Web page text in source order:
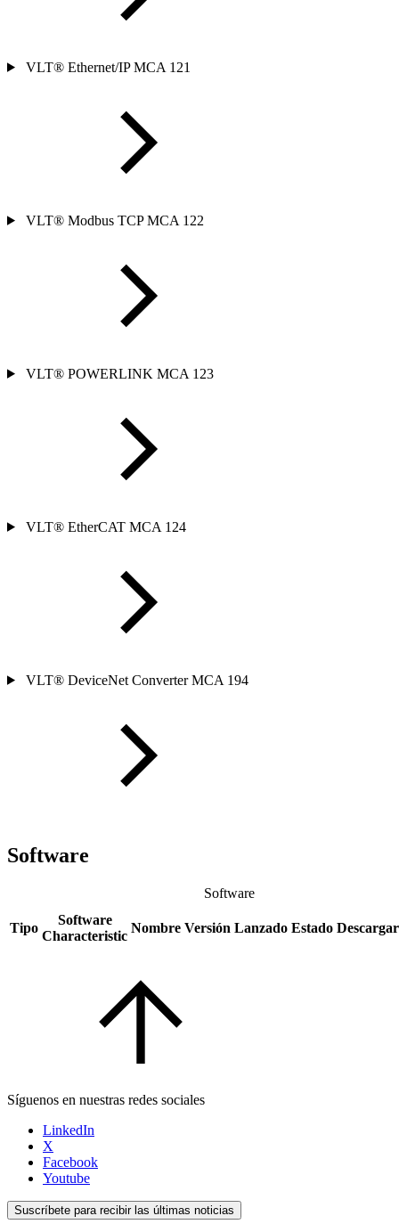
VLT® Ethernet/IP MCA 121
VLT® Modbus TCP MCA 122
VLT® POWERLINK MCA 123
VLT® EtherCAT MCA 124
VLT® DeviceNet Converter MCA 194
Software
Software
Tipo
Software
Characteristic
Nombre Versión Lanzado Estado Descargar
Síguenos en nuestras redes sociales
LinkedIn
X
Facebook
Youtube
Suscríbete para recibir las últimas noticias